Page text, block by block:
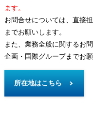
ます。
お問合せについては、直接
までお願いします。
また、業務全般に関するお
企画・国際グループまでお願
所在地はこちら